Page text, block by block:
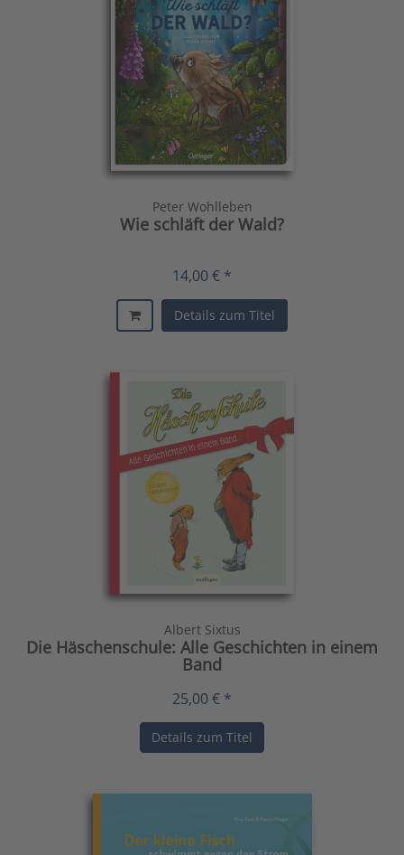
Peter Wohlleben
Wie schläft der Wald?
14,00 € *
Details zum Titel
Albert Sixtus
Die Häschenschule: Alle Geschichten in einem
Band
25,00 € *
Details zum Titel